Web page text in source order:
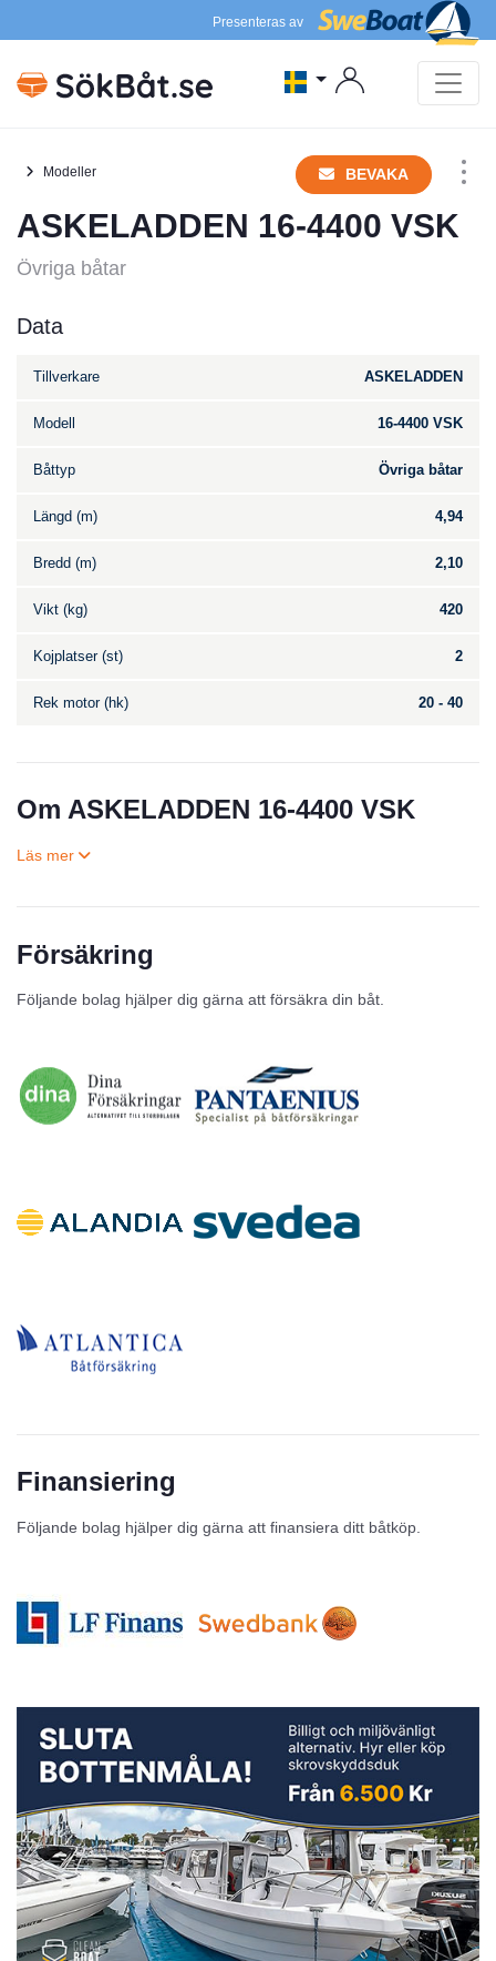
Presenteras av
Modeller BEVAKA
ASKELADDEN 16-4400 VSK
Övriga båtar
Data
Tillverkare ASKELADDEN
Modell 16-4400 VSK
Båttyp Övriga båtar
Längd (m) 4,94
Bredd (m) 2,10
Vikt (kg) 420
Kojplatser (st) 2
Rek motor (hk) 20 - 40
Om ASKELADDEN 16-4400 VSK
Försäkring
Följande bolag hjälper dig gärna att försäkra din båt.
Finansiering
Följande bolag hjälper dig gärna att finansiera ditt båtköp.